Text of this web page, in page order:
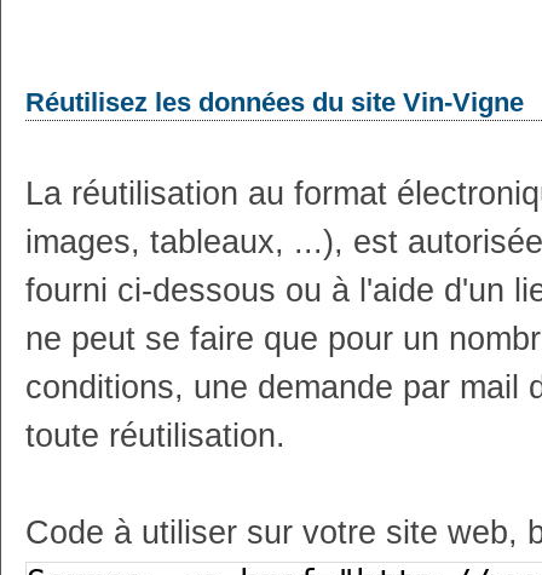
Réutilisez les données du site Vin-Vigne
La réutilisation au format
images, tableaux, ...), est
fourni ci-dessous ou à l'aide d'un
ne peut se faire que pour un
conditions, une demande par mail
toute réutilisation.
Code à utiliser sur votre site web,